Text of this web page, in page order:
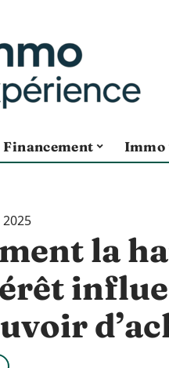
Financement Immo
la